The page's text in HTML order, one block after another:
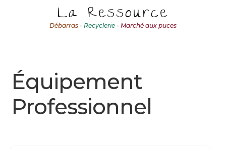
La Ressource
Débarras - Recyclerie - Marché aux puces
Équipement
Professionnel